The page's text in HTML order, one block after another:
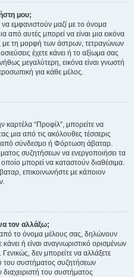
μου;
εμφανιστούν μαζί με το όνομα
αυτές μπορεί να είναι μια εικόνα
με τη μορφή των άστρων, τετραγώνων
έχετε κάνει ή το αξίωμα σας
μεγαλύτερη, εικόνα είναι γνωστή
για κάθε μέλος.
“Προφίλ”, μπορείτε να
μια από τις ακόλουθες τέσσερις
σύνδεσμο ή Φόρτωση άβαταρ.
συζητήσεων να ενεργοποιήσει τα
μπορεί να καταστούν διαθέσιμα.
επικοινωνήστε με κάποιον
τον αλλάξω;
από το όνομα μέλους σας, δηλώνουν
ή είναι αναγνωριστικό ορισμένων
Γενικώς, δεν μπορείτε να αλλάξετε
του συστήματος συζητήσεων
του συστήματος